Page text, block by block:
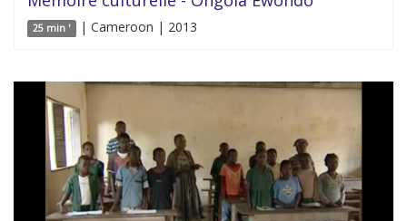
25 min ' | Cameroon | 2013